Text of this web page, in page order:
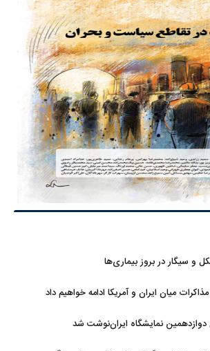
و سیگار در بروز بیماری‌ها
میان ایران و آمریکا ادامه خواهیم داد
دوازدهمین نمایشگاه ایران‌نوشت شد